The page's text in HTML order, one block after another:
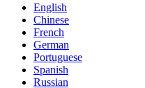
English
Chinese
French
German
Portuguese
Spanish
Russian